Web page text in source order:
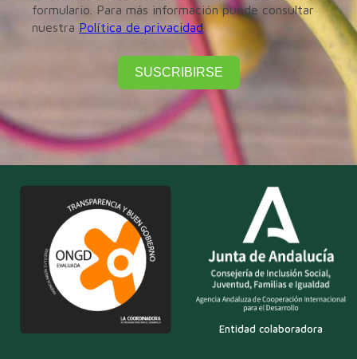
formulario. Para más información puede consultar
nuestra Política de privacidad
SUSCRIBIRSE
Entidad colaboradora